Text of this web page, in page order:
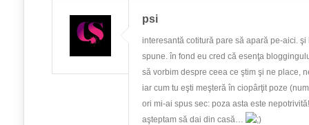
psi
interesantă cotitură pare să apară pe-aici.
spune. în fond eu cred că esenţa
să vorbim despre ceea ce ştim şi ne place,
iar cum tu eşti meşteră în ciopârţit poze
ori mi-ai spus sec: poza asta este
aşteptam să dai din casă…